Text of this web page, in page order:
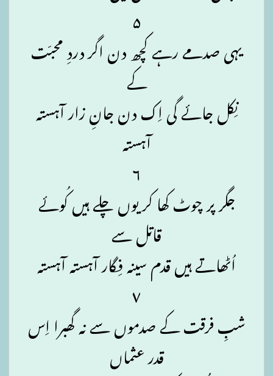
۵
یہی صدمے رہے کچھ دن اگر دردِ محبّت
کے
نِکل جائے گی اِک دن جانِ زار آہستہ
آہستہ
۶
جگر پر چوٹ کھا کر یوں چلے ہیں کُوئے
قاتل سے
اُٹھاتے ہیں قدم سینہ فِگار آہستہ آہستہ
۷
شبِ فرقت کے صدموں سے نہ گھبرا اِس
قدر عثماں